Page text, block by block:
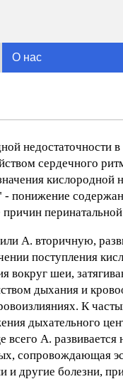
О нас
недостаточности
сердечного
кислородной
- понижение
А. вторичную,
поступления
вокруг шеи,
дыхания и
К
дыхательного
А.
сопровождающая
и другие болезни,